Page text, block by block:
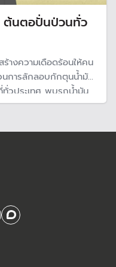
ต้นตอปั่นป่วนทั่ว
างความเดือดร้อนให้คน
การลักลอบกักตุนน้ำมัน
วประเทศ พบรถน้ำมัน
มันรอเก็งกำไรช่วงราคา